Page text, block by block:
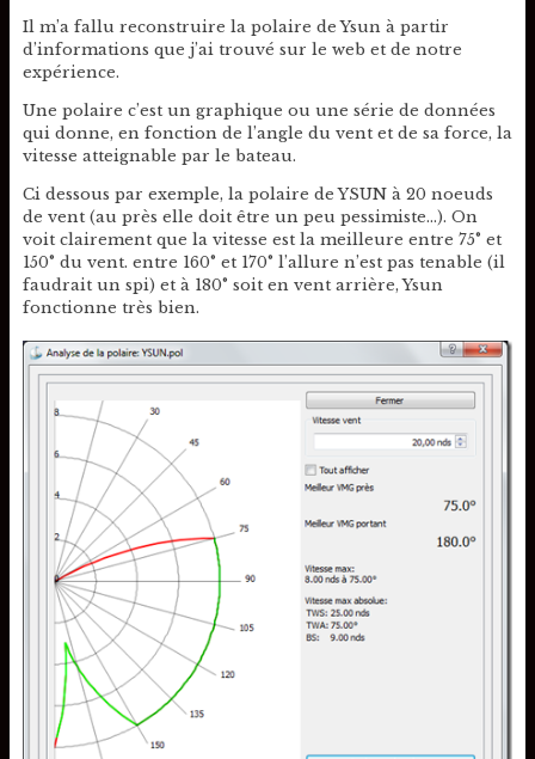
Il m’a fallu reconstruire la polaire de Ysun à partir
d’informations que j’ai trouvé sur le web et de notre
expérience.
Une polaire c’est un graphique ou une série de données
qui donne, en fonction de l’angle du vent et de sa force, la
vitesse atteignable par le bateau.
Ci dessous par exemple, la polaire de YSUN à 20 noeuds
de vent (au près elle doit être un peu pessimiste…). On
voit clairement que la vitesse est la meilleure entre 75° et
150° du vent. entre 160° et 170° l’allure n’est pas tenable (il
faudrait un spi) et à 180° soit en vent arrière, Ysun
fonctionne très bien.